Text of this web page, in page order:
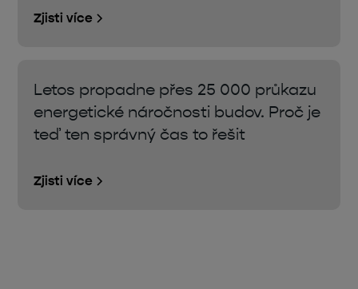
Zjisti více
Letos propadne přes 25 000 průkazu
energetické náročnosti budov. Proč je
teď ten správný čas to řešit
Zjisti více